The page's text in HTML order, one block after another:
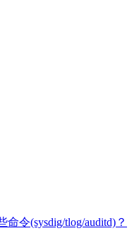
令(sysdig/tlog/auditd)？